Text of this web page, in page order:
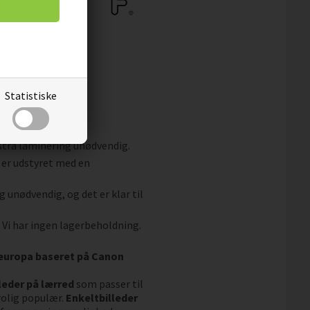
Statistiske
snavs.
fleece.
laminering unødvendig.
udstyret med en
unødvendig, og det er klar til
har ingen lagerbeholdning.
baseret på Canon
på lærred som passer til
populær. Enkeltbilleder